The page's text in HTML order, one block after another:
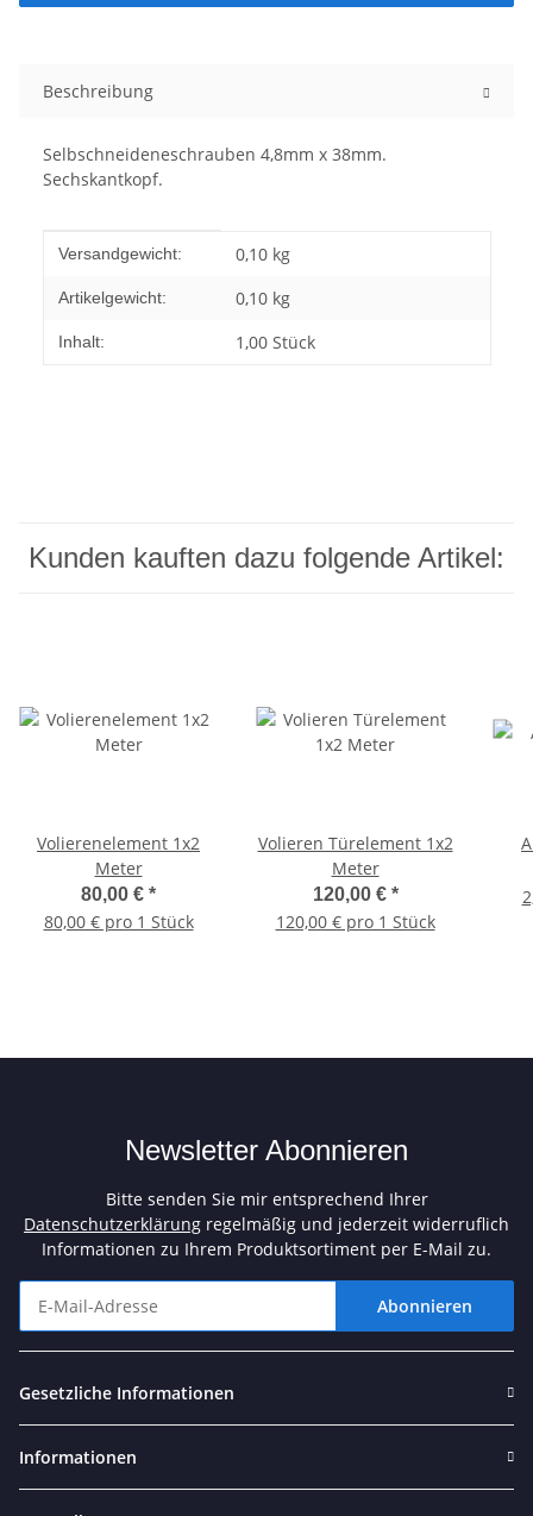
Beschreibung
Selbschneideneschrauben 4,8mm x 38mm.
Sechskantkopf.
Produkteigenschaft
Wert
Versandgewicht: 0,10 kg
Artikelgewicht: 0,10 kg
Inhalt: 1,00 Stück
Kunden kauften dazu folgende Artikel:
Volierenelement 1x2
Meter
80,00 € *
80,00 € pro 1 Stück
Volieren Türelement 1x2
Meter
120,00 € *
120,00 € pro 1 Stück
Newsletter Abonnieren
Bitte senden Sie mir entsprechend Ihrer
Datenschutzerklärung regelmäßig und jederzeit widerruflich
Informationen zu Ihrem Produktsortiment per E-Mail zu.
Abonnieren
Gesetzliche Informationen
Informationen